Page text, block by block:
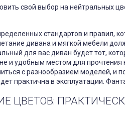
свой выбор на нейтральных
стандартов и правил,
дивана и мягкой мебели
для вас диван будет тот,
и удобным местом для прочтения
с разнообразием моделей, и
практична в эксплуатации.
ЦВЕТОВ: